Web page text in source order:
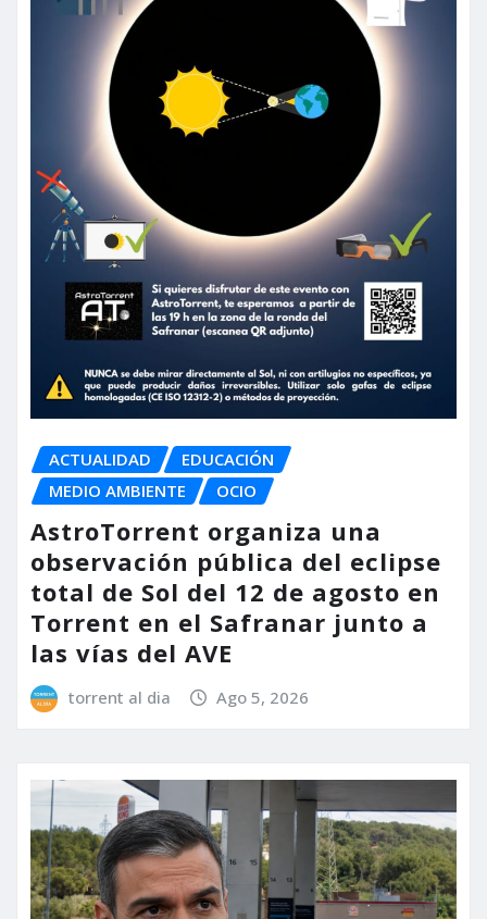
ACTUALIDAD
EDUCACIÓN
MEDIO AMBIENTE
OCIO
AstroTorrent organiza una
observación pública del eclipse
total de Sol del 12 de agosto en
Torrent en el Safranar junto a
las vías del AVE
torrent al dia Ago 5, 2026